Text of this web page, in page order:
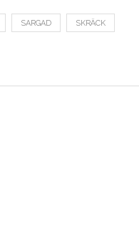
SARGAD SKRÄCK